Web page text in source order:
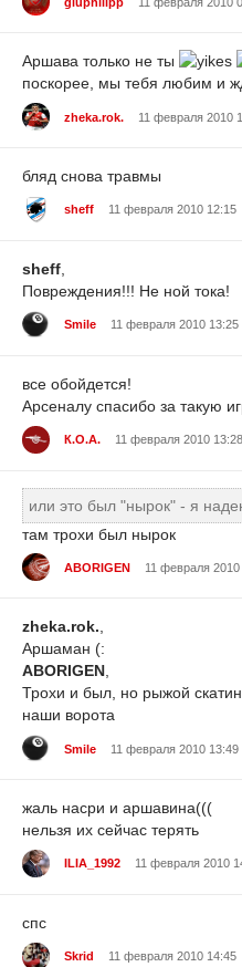
Аршава только не ты
поскорее, мы тебя любим и
zheka.rok. 11 февраля 2010
бляд снова травмы
sheff 11 февраля 2010 12:15
sheff
Повреждения!!! Не ной тока!
Smile 11 февраля 2010 13:25
все обойдется!
Арсеналу спасибо за такую
К.О.А. 11 февраля 2010 13:28
или это был "нырок" - я
там трохи был нырок
ABORIGEN 11 февраля 2010
zheka.rok.,
Аршаман (:
ABORIGEN,
Трохи и был, но рыжой
наши ворота
Smile 11 февраля 2010 13:49
жаль насри и аршавина(((
нельзя их сейчас терять
ILIA_1992 11 февраля 2010
спс
Skrid 11 февраля 2010 14:45